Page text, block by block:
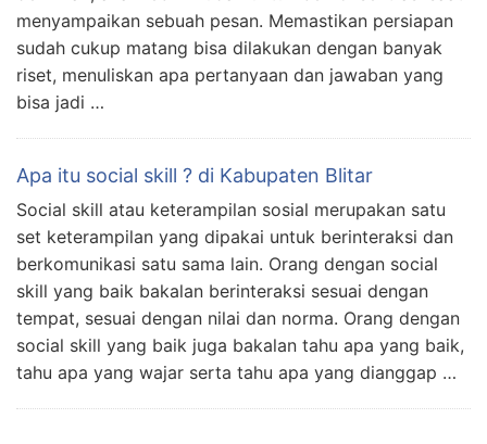
menyampaikan sebuah pesan. Memastikan persiapan
sudah cukup matang bisa dilakukan dengan banyak
riset, menuliskan apa pertanyaan dan jawaban yang
bisa jadi …
Apa itu social skill ? di Kabupaten Blitar
Social skill atau keterampilan sosial merupakan satu
set keterampilan yang dipakai untuk berinteraksi dan
berkomunikasi satu sama lain. Orang dengan social
skill yang baik bakalan berinteraksi sesuai dengan
tempat, sesuai dengan nilai dan norma. Orang dengan
social skill yang baik juga bakalan tahu apa yang baik,
tahu apa yang wajar serta tahu apa yang dianggap …